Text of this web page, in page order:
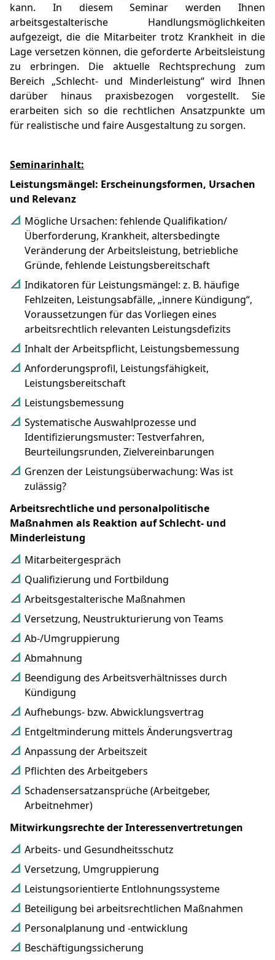
kann. In diesem Seminar werden Ihnen
arbeitsgestalterische Handlungsmöglichkeiten
aufgezeigt, die die Mitarbeiter trotz Krankheit in die
Lage versetzen können, die geforderte Arbeitsleistung
zu erbringen. Die aktuelle Rechtsprechung zum
Bereich „Schlecht- und Minderleistung“ wird Ihnen
darüber hinaus praxisbezogen vorgestellt. Sie
erarbeiten sich so die rechtlichen Ansatzpunkte um
für realistische und faire Ausgestaltung zu sorgen.
Seminarinhalt:
Leistungsmängel: Erscheinungsformen, Ursachen
und Relevanz
Mögliche Ursachen: fehlende Qualifikation/
Überforderung, Krankheit, altersbedingte
Veränderung der Arbeitsleistung, betriebliche
Gründe, fehlende Leistungsbereitschaft
Indikatoren für Leistungsmängel: z. B. häufige
Fehlzeiten, Leistungsabfälle, „innere Kündigung“,
Voraussetzungen für das Vorliegen eines
arbeitsrechtlich relevanten Leistungsdefizits
Inhalt der Arbeitspflicht, Leistungsbemessung
Anforderungsprofil, Leistungsfähigkeit,
Leistungsbereitschaft
Leistungsbemessung
Systematische Auswahlprozesse und
Identifizierungsmuster: Testverfahren,
Beurteilungsrunden, Zielvereinbarungen
Grenzen der Leistungsüberwachung: Was ist
zulässig?
Arbeitsrechtliche und personalpolitische
Maßnahmen als Reaktion auf Schlecht- und
Minderleistung
Mitarbeitergespräch
Qualifizierung und Fortbildung
Arbeitsgestalterische Maßnahmen
Versetzung, Neustrukturierung von Teams
Ab-/Umgruppierung
Abmahnung
Beendigung des Arbeitsverhältnisses durch
Kündigung
Aufhebungs- bzw. Abwicklungsvertrag
Entgeltminderung mittels Änderungsvertrag
Anpassung der Arbeitszeit
Pflichten des Arbeitgebers
Schadensersatzansprüche (Arbeitgeber,
Arbeitnehmer)
Mitwirkungsrechte der Interessenvertretungen
Arbeits- und Gesundheitsschutz
Versetzung, Umgruppierung
Leistungsorientierte Entlohnungssysteme
Beteiligung bei arbeitsrechtlichen Maßnahmen
Personalplanung und -entwicklung
Beschäftigungssicherung